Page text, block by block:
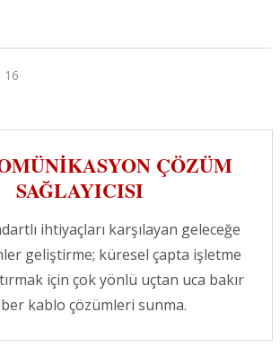
kısa renk klipsi tasarımı ile,
CRXCabling profesyonel ekibi her zaman
tanıtmaktan memnuniyet
16
ÇÖZÜM
SAĞLAYICISI
ihtiyaçları karşılayan geleceğe
geliştirme; küresel çapta işletme
için çok yönlü uçtan uca bakır
kablo çözümleri sunma.